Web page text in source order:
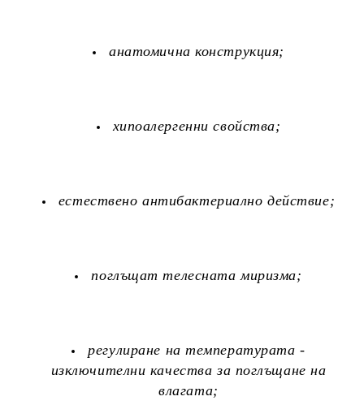
анатомична конструкция;
хипоалергенни свойства;
естествено антибактериално действие;
поглъщат телесната миризма;
регулиране на температурата -
изключителни качества за поглъщане на
влагата;